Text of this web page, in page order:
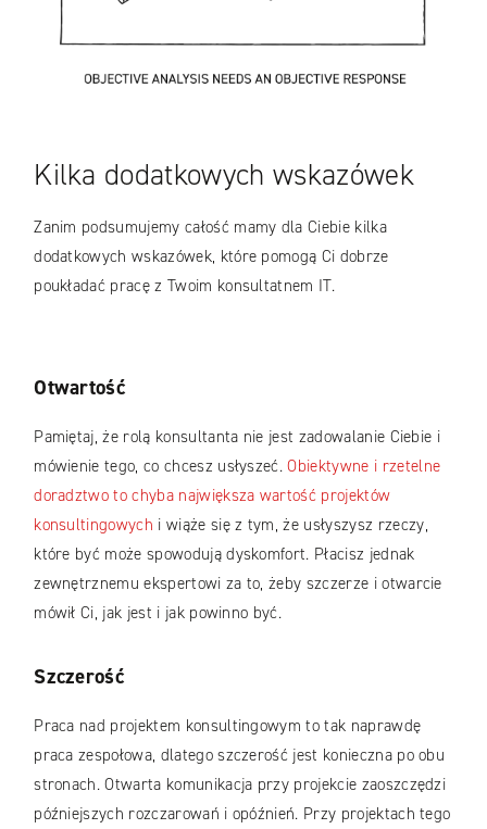
Kilka dodatkowych wskazówek
Zanim podsumujemy całość mamy dla Ciebie kilka
dodatkowych wskazówek, które pomogą Ci dobrze
poukładać pracę z Twoim konsultatnem IT.
Otwartość
Pamiętaj, że rolą konsultanta nie jest zadowalanie Ciebie i
mówienie tego, co chcesz usłyszeć.Obiektywne i rzetelne
doradztwo to chyba największa wartość projektów
konsultingowych i wiąże się z tym, że usłyszysz rzeczy,
które być może spowodują dyskomfort. Płacisz jednak
zewnętrznemu ekspertowi za to, żeby szczerze i otwarcie
mówił Ci, jak jest i jak powinno być.
Szczerość
Praca nad projektem konsultingowym to tak naprawdę
praca zespołowa, dlatego szczerość jest konieczna po obu
stronach. Otwarta komunikacja przy projekcie zaoszczędzi
późniejszych rozczarowań i opóźnień. Przy projektach tego